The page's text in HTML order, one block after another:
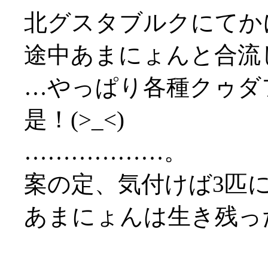
北グスタブルクにて
途中あまにょんと合
…やっぱり各種クゥダ
是！(>_<)
………………。
案の定、気付けば3匹
あまにょんは生き残